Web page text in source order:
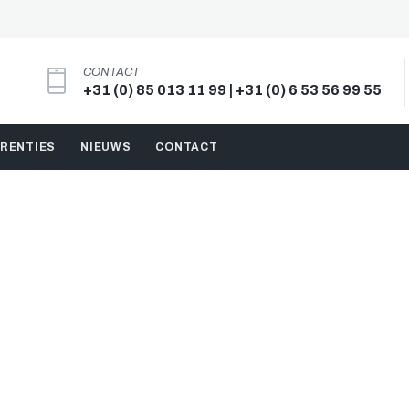
CONTACT
+31 (0) 85 013 11 99 | +31 (0) 6 53 56 99 55
NIEUWS CONTACT